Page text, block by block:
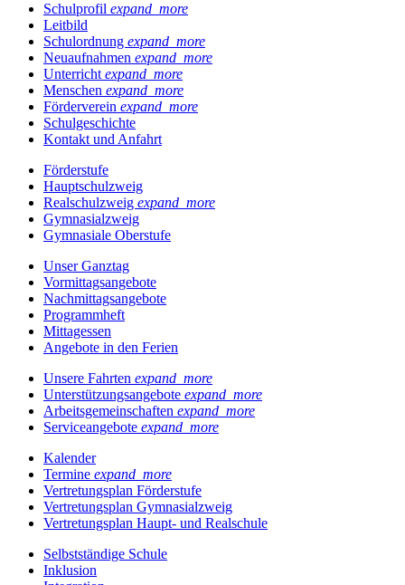
Schulprofil expand_more
Leitbild
Schulordnung expand_more
Neuaufnahmen expand_more
Unterricht expand_more
Menschen expand_more
Förderverein expand_more
Schulgeschichte
Kontakt und Anfahrt
Förderstufe
Hauptschulzweig
Realschulzweig expand_more
Gymnasialzweig
Gymnasiale Oberstufe
Unser Ganztag
Vormittagsangebote
Nachmittagsangebote
Programmheft
Mittagessen
Angebote in den Ferien
Unsere Fahrten expand_more
Unterstützungsangebote expand_more
Arbeitsgemeinschaften expand_more
Serviceangebote expand_more
Kalender
Termine expand_more
Vertretungsplan Förderstufe
Vertretungsplan Gymnasialzweig
Vertretungsplan Haupt- und Realschule
Selbstständige Schule
Inklusion